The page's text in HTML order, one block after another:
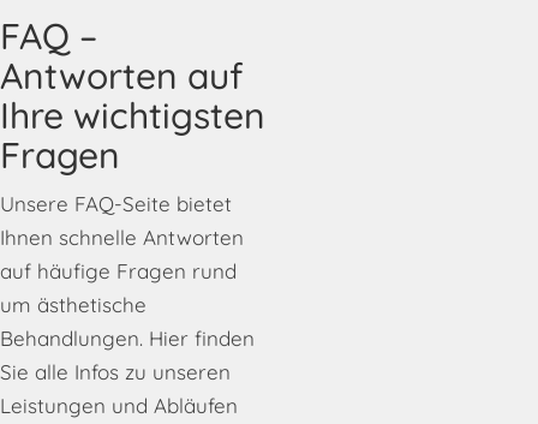
FAQ –
Antworten auf
Ihre wichtigsten
Fragen
Unsere FAQ-Seite bietet
Ihnen schnelle Antworten
auf häufige Fragen rund
um ästhetische
Behandlungen. Hier finden
Sie alle Infos zu unseren
Leistungen und Abläufen